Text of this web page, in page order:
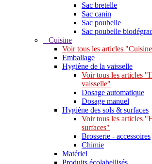
Sac bretelle
Sac canin
Sac poubelle
Sac poubelle
Cuisine
Voir tous les articles
Emballage
Hygiène de la vaisselle
Voir tous les articles
vaisselle"
Dosage automatique
Dosage manuel
Hygiène des sols & surfaces
Voir tous les articles
surfaces"
Brosserie - accessoires
Chimie
Matériel
Produits écolabellisés